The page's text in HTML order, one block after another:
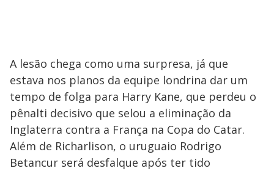
A lesão chega como uma surpresa, já que
estava nos planos da equipe londrina dar um
tempo de folga para Harry Kane, que perdeu o
pênalti decisivo que selou a eliminação da
Inglaterra contra a França na Copa do Catar.
Além de Richarlison, o uruguaio Rodrigo
Betancur será desfalque após ter tido